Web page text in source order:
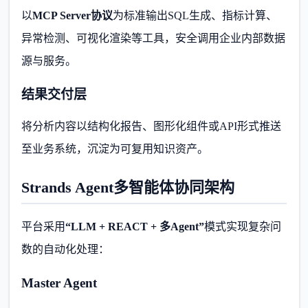
以MCP Server协议为标准输出SQL生成、指标计算、
异常检测、可视化渲染等工具，安全调用企业内部数据
源与服务。
结果交付层
将分析内容以结构化报告、图形化组件或API形式推送
至业务系统，沉淀为可复用知识资产。
Strands Agent多智能体协同架构
平台采用“LLM + REACT + 多Agent”模式实现复杂问
数的自动化处理：
Master Agent